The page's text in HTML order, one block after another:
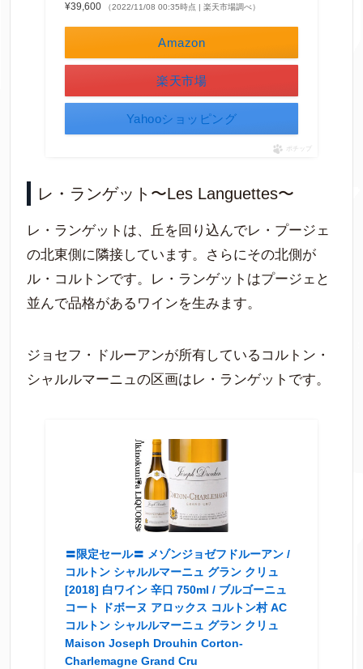
¥39,600
（2022/11/08 00:35時点 | 楽天市場調べ）
Amazon
楽天市場
Yahooショッピング
ポチップ
レ・ランゲット〜Les Languettes〜
レ・ランゲットは、丘を回り込んでレ・プージェ
の北東側に隣接しています。さらにその北側が
ル・コルトンです。レ・ランゲットはプージェと
並んで品格があるワインを生みます。
ジョセフ・ドルーアンが所有しているコルトン・
シャルルマーニュの区画はレ・ランゲットです。
〓限定セール〓 メゾンジョゼフドルーアン /
コルトン シャルルマーニュ グラン クリュ
[2018] 白ワイン 辛口 750ml / ブルゴーニュ
コート ドボーヌ アロックス コルトン村 AC
コルトン シャルルマーニュ グラン クリュ
Maison Joseph Drouhin Corton-
Charlemagne Grand Cru